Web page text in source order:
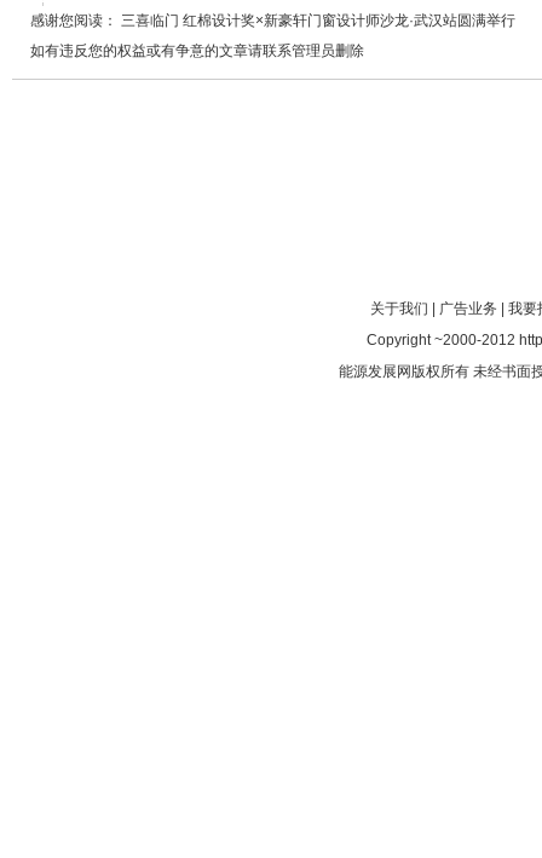
感谢您阅读： 三喜临门 红棉设计奖×新豪轩门窗设计师沙龙·武汉站圆满举行
如有违反您的权益或有争意的文章请联系管理员删除
关于我们 广告业务
我要
Copyright ~2000-2012
能源发展网版权所有 未经书面